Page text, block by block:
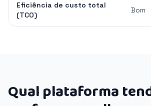
Eficiência de custo total
(TCO)
Bom
Qual plataforma